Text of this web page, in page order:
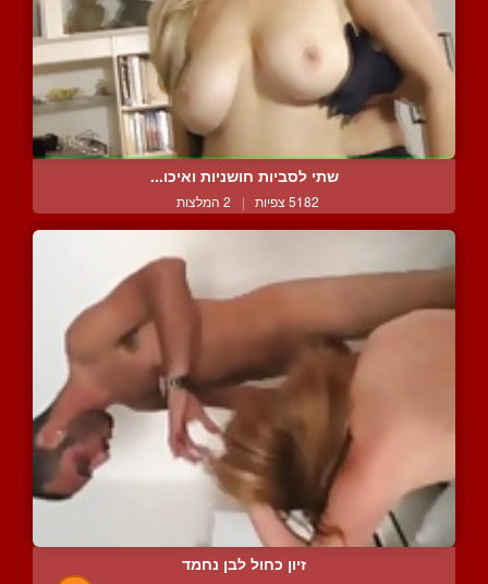
שתי לסביות חושניות ואיכו...
5182 צפיות | 2 המלצות
זיון כחול לבן נחמד